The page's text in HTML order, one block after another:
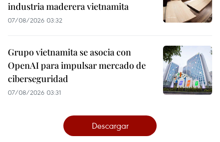
industria maderera vietnamita
07/08/2026 03:32
Grupo vietnamita se asocia con
OpenAI para impulsar mercado de
ciberseguridad
07/08/2026 03:31
Descargar